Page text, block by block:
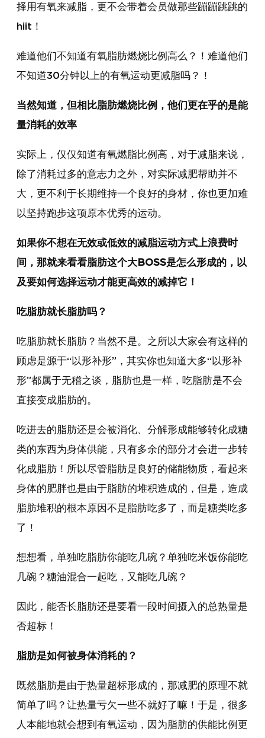
择用有氧来减脂，更不会带着会员做那些蹦蹦跳跳的
hiit！
难道他们不知道有氧脂肪燃烧比例高么？！难道他们
不知道30分钟以上的有氧运动更减脂吗？！
当然知道，但相比脂肪燃烧比例，他们更在乎的是能
量消耗的效率
实际上，仅仅知道有氧燃脂比例高，对于减脂来说，
除了消耗过多的意志力之外，对实际减肥帮助并不
大，更不利于长期维持一个良好的身材，你也更加难
以坚持跑步这项原本优秀的运动。
如果你不想在无效或低效的减脂运动方式上浪费时
间，那就来看看脂肪这个大BOSS是怎么形成的，以
及要如何选择运动才能更高效的减掉它！
吃脂肪就长脂肪吗？
吃脂肪就长脂肪？当然不是。之所以大家会有这样的
顾虑是源于“以形补形”，其实你也知道大多“以形补
形”都属于无稽之谈，脂肪也是一样，吃脂肪是不会
直接变成脂肪的。
吃进去的脂肪还是会被消化、分解形成能够转化成糖
类的东西为身体供能，只有多余的部分才会进一步转
化成脂肪！所以尽管脂肪是良好的储能物质，看起来
身体的肥胖也是由于脂肪的堆积造成的，但是，造成
脂肪堆积的根本原因不是脂肪吃多了，而是糖类吃多
了！
想想看，单独吃脂肪你能吃几碗？单独吃米饭你能吃
几碗？糖油混合一起吃，又能吃几碗？
因此，能否长脂肪还是要看一段时间摄入的总热量是
否超标！
脂肪是如何被身体消耗的？
既然脂肪是由于热量超标形成的，那减肥的原理不就
简单了吗？让热量亏欠一些不就好了嘛！于是，很多
人本能地就会想到有氧运动，因为脂肪的供能比例更